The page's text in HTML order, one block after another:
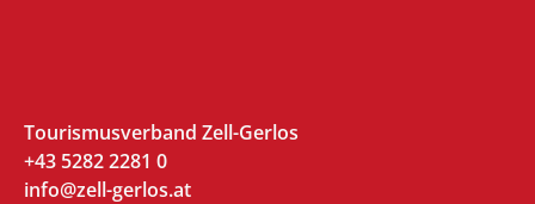
Tourismusverband Zell-Gerlos
+43 5282 2281 0
info@zell-gerlos.at